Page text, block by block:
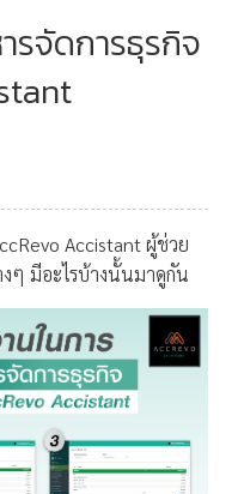
รจัดการธุรกิจ
Accistant ผู้ช่วย
ๆ มีอะไรบ้างนั้นมาดูกัน